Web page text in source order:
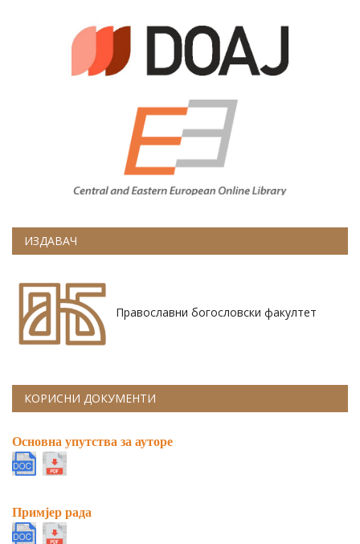
ИЗДАВАЧ
Православни богословски факултет
КОРИСНИ ДОКУМЕНТИ
Основна упутства за ауторе
Примјер рада